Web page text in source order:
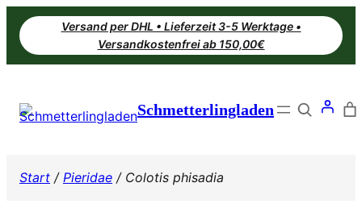
Zum
Inhalt
springen
Versand per DHL • Lieferzeit 3-5 Werktage •
Versandkostenfrei ab 150,00€
Schmetterlingladen Search
Start / Pieridae / Colotis phisadia